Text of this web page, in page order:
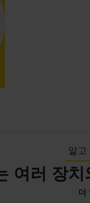
알고
여러 장
더